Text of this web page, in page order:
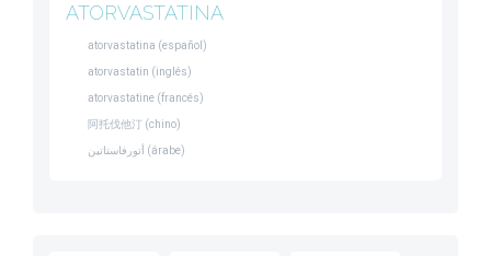
ATORVASTATINA
atorvastatina (español)
atorvastatin (inglés)
atorvastatine (francés)
阿托伐他汀 (chino)
أتورفاستاتين (árabe)